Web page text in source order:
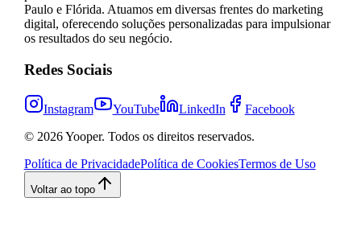
Paulo e Flórida. Atuamos em diversas frentes do marketing
digital, oferecendo soluções personalizadas para impulsionar
os resultados do seu negócio.
Redes Sociais
Instagram YouTube LinkedIn
Facebook
© 2026Yooper. Todos os direitos reservados.
Política de PrivacidadePolítica de CookiesTermos de Uso
Voltar ao topo